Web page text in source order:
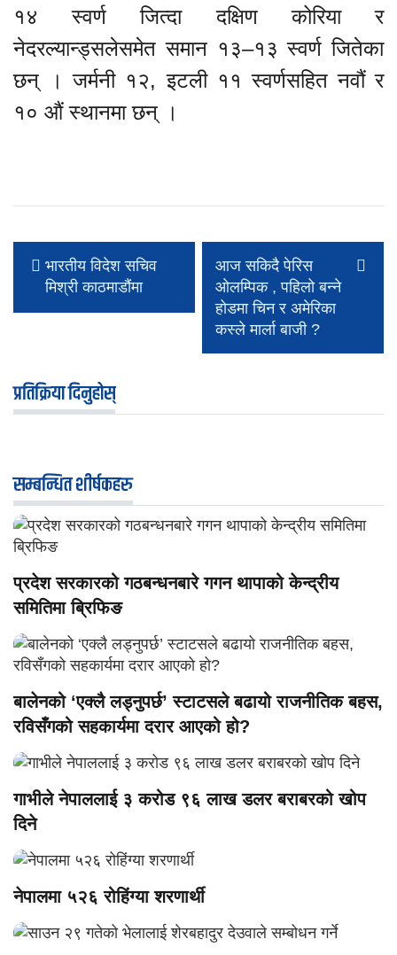
१४ स्वर्ण जित्दा दक्षिण कोरिया र
नेदरल्यान्ड्सलेसमेत समान १३–१३ स्वर्ण जितेका
छन् । जर्मनी १२, इटली ११ स्वर्णसहित नवौं र
१० औं स्थानमा छन् ।
भारतीय विदेश सचिव
मिश्री काठमाडौंमा
आज सकिदै पेरिस
ओलम्पिक , पहिलो बन्ने
होडमा चिन र अमेरिका
कस्ले मार्ला बाजी ?
प्रतिक्रिया दिनुहोस्
सम्बन्धित शीर्षकहरु
प्रदेश सरकारको गठबन्धनबारे गगन थापाको केन्द्रीय
समितिमा ब्रिफिङ
बालेनको ‘एक्लै लड्नुपर्छ’ स्टाटसले बढायो राजनीतिक बहस,
रविसँगको सहकार्यमा दरार आएको हो?
गाभीले नेपाललाई ३ करोड ९६ लाख डलर बराबरको खोप
दिने
नेपालमा ५२६ रोहिंग्या शरणार्थी